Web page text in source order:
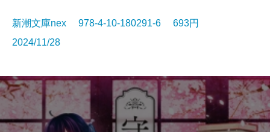
新潮文庫nex 978-4-10-180291-6 693円
2024/11/28